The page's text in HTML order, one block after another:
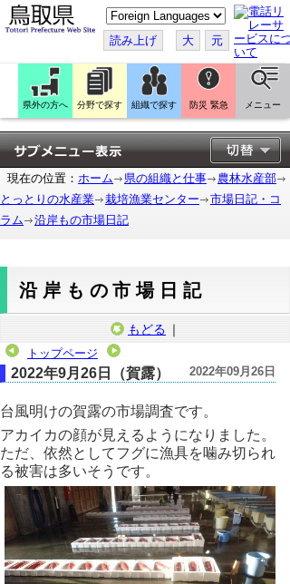
こ
の
ペ
ー
ジ
翻
訳
す
る
読み上げ 大 元
県外の方へ 分野で探す 組織で探す 防災 緊急 メニュー
現在の位置： ホーム 県の組織と仕事
農林水産部
とっとりの水産業
栽培漁業センター
市場日記・コ
ラム
沿岸もの市場日記
沿岸もの市場日記
もどる ｜
トップページ
2022年09月26日
2022年9月26日（賀露）
台風明けの賀露の市場調査です。
アカイカの顔が見えるようになりました。
ただ、依然としてフグに漁具を噛み切られ
る被害は多いそうです。